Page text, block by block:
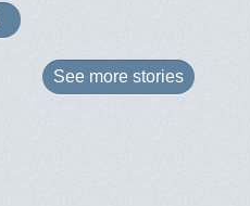
See more stories